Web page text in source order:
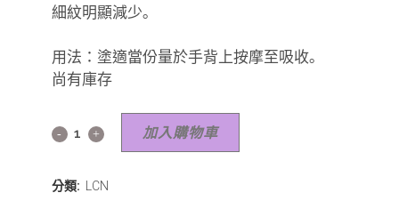
細紋明顯減少｡
用法：塗適當份量於手背上按摩至吸收｡
尚有庫存
加入購物車
分類:
LCN